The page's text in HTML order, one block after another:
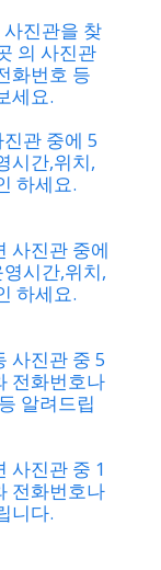
진관을 찾
의 사진관
화번호 등
세요.
관 중에 5
시간,위치,
하세요.
사진관 중에
시간,위치,
하세요.
사진관 중 5
전화번호나
알려드립
사진관 중 1
전화번호나
니다.